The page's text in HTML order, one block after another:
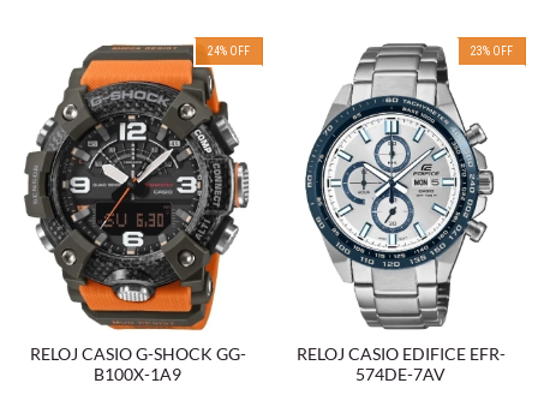
24% OFF
RELOJ CASIO G-SHOCK GG-
B100X-1A9
23% OFF
RELOJ CASIO EDIFICE EFR-
574DE-7AV